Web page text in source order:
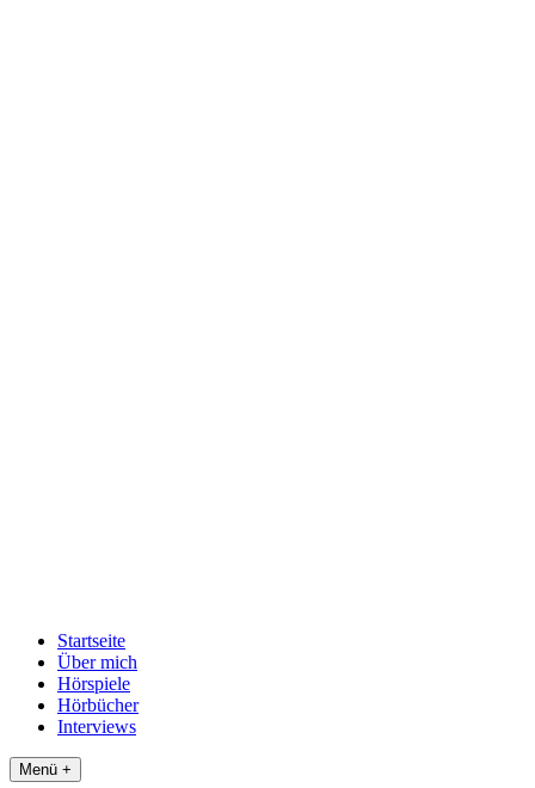
Startseite
Über mich
Hörspiele
Hörbücher
Interviews
Menü +